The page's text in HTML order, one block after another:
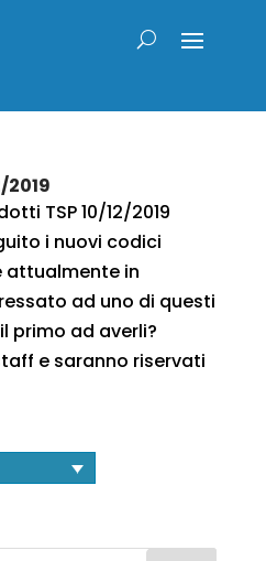
2019
TSP 10/12/2019
i nuovi codici
attualmente in
ad uno di questi
primo ad averli?
e saranno riservati